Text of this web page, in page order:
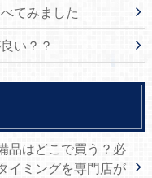
てみました
い？？
品はどこで買う？必
イミングを専門店が